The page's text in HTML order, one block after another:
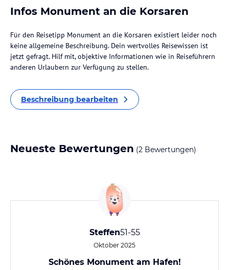
Infos Monument an die Korsaren
Für den Reisetipp Monument an die Korsaren existiert leider noch
keine allgemeine Beschreibung. Dein wertvolles Reisewissen ist
jetzt gefragt. Hilf mit, objektive Informationen wie in Reiseführern
anderen Urlaubern zur Verfügung zu stellen.
Beschreibung bearbeiten
Neueste Bewertungen (2 Bewertungen)
Steffen51-55
Oktober 2025
Schönes Monument am Hafen!